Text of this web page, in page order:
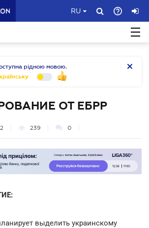
RU
рідною мовою.
ОТ ЕБРР
239 0
выделить украинскому